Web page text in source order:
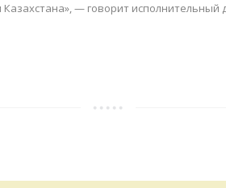
Казахстана», — говорит